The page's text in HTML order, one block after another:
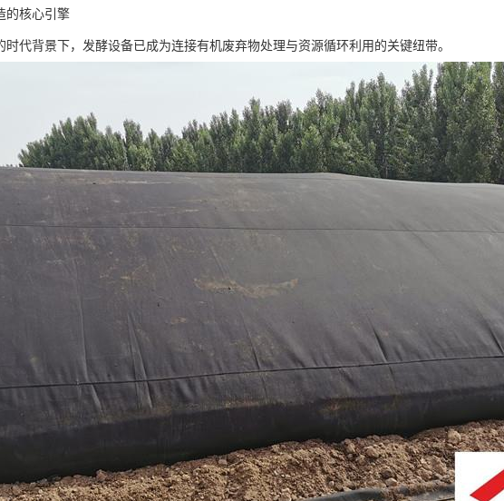
的核心引擎
代背景下，发酵设备已成为连接有机废弃物处理与资源循环利用的关键纽带。